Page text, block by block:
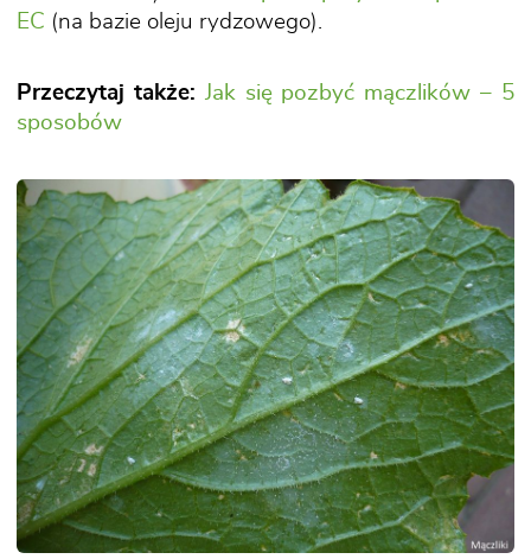
EC (na bazie oleju rydzowego).
Przeczytaj także: Jak się pozbyć mączlików – 5
sposobów